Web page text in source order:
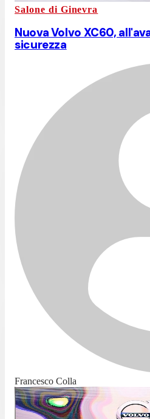
Salone di Ginevra
Nuova Volvo XC60,
sicurezza
Francesco Colla